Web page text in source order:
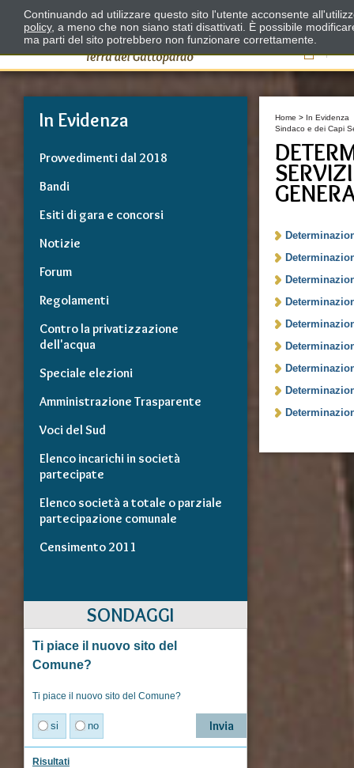
Il
In Evidenza
Provvedimenti dal 2018
Bandi
Esiti di gara e concorsi
Notizie
Forum
Regolamenti
Contro la privatizzazione
dell'acqua
Speciale elezioni
Amministrazione Trasparente
Voci del Sud
Elenco incarichi in società
partecipate
Elenco società a totale o parziale
partecipazione comunale
Censimento 2011
SONDAGGI
Ti piace il nuovo sito del
Comune?
Ti piace il nuovo sito del Comune?
si no
Risultati
Home > In Evidenza
Sindaco e dei Capi
Continuando ad utilizzare questo sito l'utente acconsente
policy, a meno che non siano stati disattivati. È possibile
ma parti del sito potrebbero non funzionare correttamente.